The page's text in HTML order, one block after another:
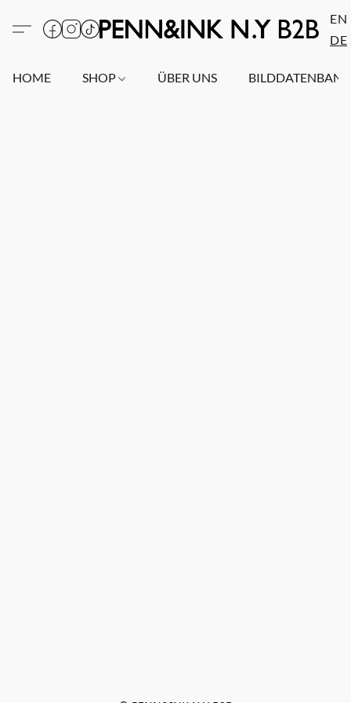
EN
DE
HOME SHOP ÜBER UNS BILDDATENBANK